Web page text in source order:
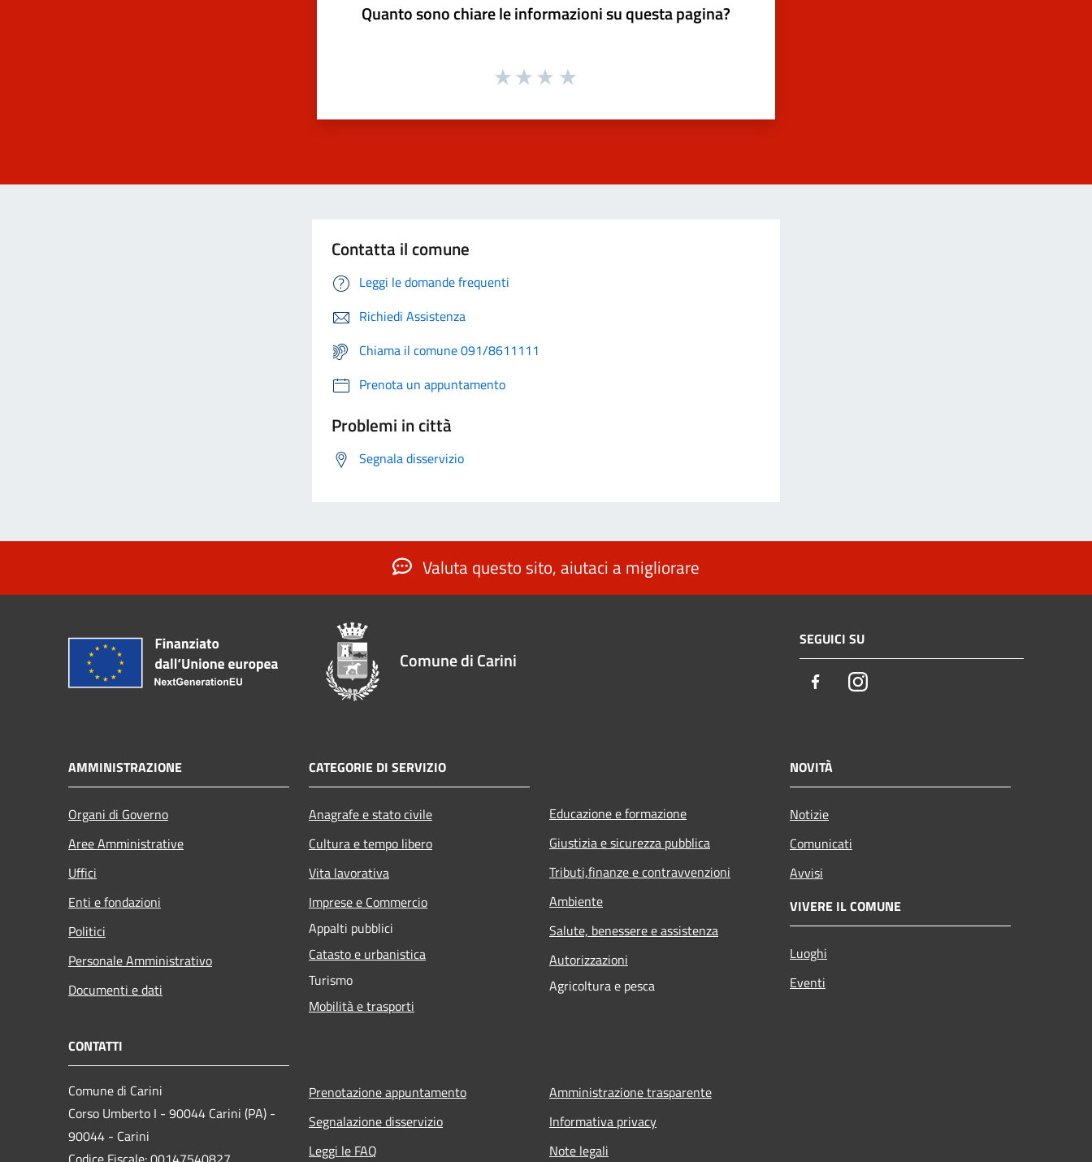
Quanto sono chiare le informazioni su questa pagina?
Contatta il comune
Leggi le domande frequenti
Richiedi Assistenza
Chiama il comune 091/8611111
Prenota un appuntamento
Problemi in città
Segnala disservizio
Valuta questo sito, aiutaci a migliorare
Comune di Carini
SEGUICI SU
FacebookInstagram
AMMINISTRAZIONE
Organi di Governo
Aree Amministrative
Uffici
Enti e fondazioni
Politici
Personale Amministrativo
Documenti e dati
CATEGORIE DI SERVIZIO
Anagrafe e stato civile
Cultura e tempo libero
Vita lavorativa
Imprese e Commercio
Appalti pubblici
Catasto e urbanistica
Turismo
Mobilità e trasporti
Educazione e formazione
Giustizia e sicurezza pubblica
Tributi,finanze e contravvenzioni
Ambiente
Salute, benessere e assistenza
Autorizzazioni
Agricoltura e pesca
NOVITÀ
Notizie
Comunicati
Avvisi
VIVERE IL COMUNE
Luoghi
Eventi
CONTATTI
Comune di Carini
Corso Umberto I - 90044 Carini (PA) -
90044 - Carini
Prenotazione appuntamento
Segnalazione disservizio
Leggi le FAQ
Amministrazione trasparente
Informativa privacy
Note legali